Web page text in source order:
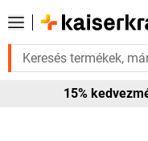
Válogatott bestseller
15%